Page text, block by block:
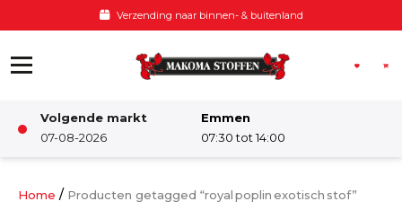
Verzending naar binnen- & buitenland
Volgende markt
07-08-2026
Emmen
07:30 tot 14:00
Damesstoffen
Home / Producten getagged “royal poplin exotisch stof”